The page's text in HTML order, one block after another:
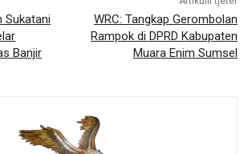
Sukatani
Banjir
WRC: Tangkap Gerombolan
Rampok di DPRD Kabupaten
Muara Enim Sumsel